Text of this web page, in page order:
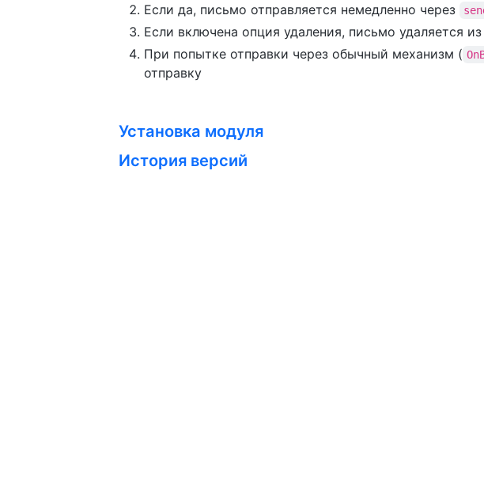
Если да, письмо отправляется немедленно через
Если включена опция удаления, письмо удаляется
При попытке отправки через обычный механизм (
отправку
Установка модуля
История версий